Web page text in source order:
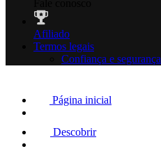
Afiliado
Termos legais
Confiança e segurança
Página inicial
Descobrir